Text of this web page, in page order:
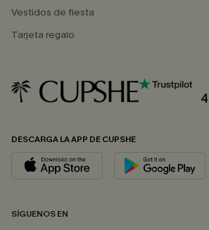
Vestidos de fiesta
Tarjeta regalo
DESCARGA LA APP DE CUPSHE
SÍGUENOS EN